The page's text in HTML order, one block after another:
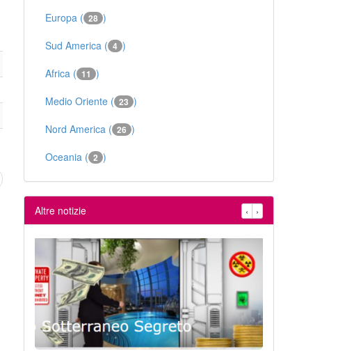
Europa ( 28 )
Sud America ( 4 )
Africa ( 11 )
Medio Oriente ( 23 )
Nord America ( 26 )
Oceania ( 2 )
Altre notizie ‹ ›